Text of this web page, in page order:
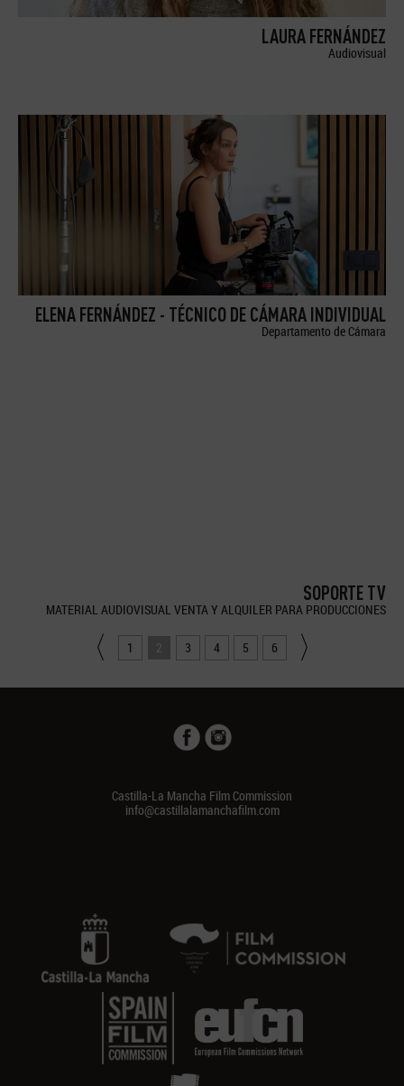
LAURA FERNÁNDEZ
Audiovisual
ELENA FERNÁNDEZ - TÉCNICO DE CÁMARA INDIVIDUAL
Departamento de Cámara
SOPORTE TV
MATERIAL AUDIOVISUAL VENTA Y ALQUILER PARA PRODUCCIONES
1 2 3 4 5 6
Castilla-La Mancha Film Commission
info@castillalamanchafilm.com